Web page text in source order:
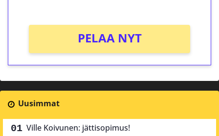
PELAA NYT
Uusimmat
Ville Koivunen: jättisopimus!